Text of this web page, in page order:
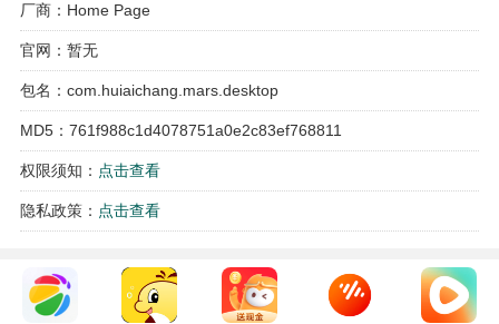
软件亮点
1、软件适配手机、平板和智能电视等多种设备，能够将点
歌、显示和音响播放整合起来，适合家庭环境使用。
2、在家唱歌的氛围更为放松，不受拘束地练习歌曲或释放压
力，对性格内向的人尤其友好。
3、软件操作逻辑清晰，从搜索歌曲到调节音效的流程顺畅，
厂商：Home Page
官网：暂无
包名：com.huiaichang.mars.desktop
MD5：761f988c1d4078751a0e2c83ef768811
权限须知： 点击查看
隐私政策： 点击查看